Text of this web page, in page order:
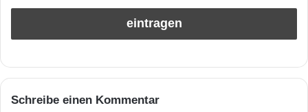
Schreibe einen Kommentar